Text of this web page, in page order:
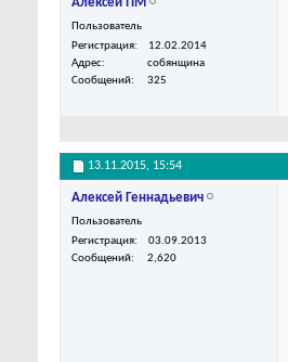
Пользователь
Регистрация
12.02.2014
Адрес
собянщина
Сообщений
325
13.11.2015, 15:54
Алексей Геннадьевич
Пользователь
Регистрация
03.09.2013
Сообщений
2,620